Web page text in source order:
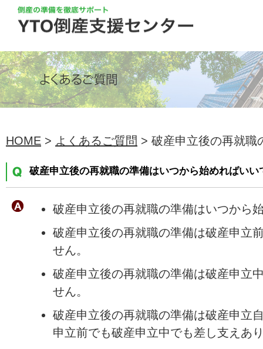
HOME > よくあるご質問 > 破産申立後の再就職
破産申立後の再就職の準備はいつから始めればいい
破産申立後の再就職の準備はいつから
破産申立後の再就職の準備は破産申立
せん。
破産申立後の再就職の準備は破産申立
せん。
破産申立後の再就職の準備は破産申立
申立前でも破産申立中でも差し支えあ